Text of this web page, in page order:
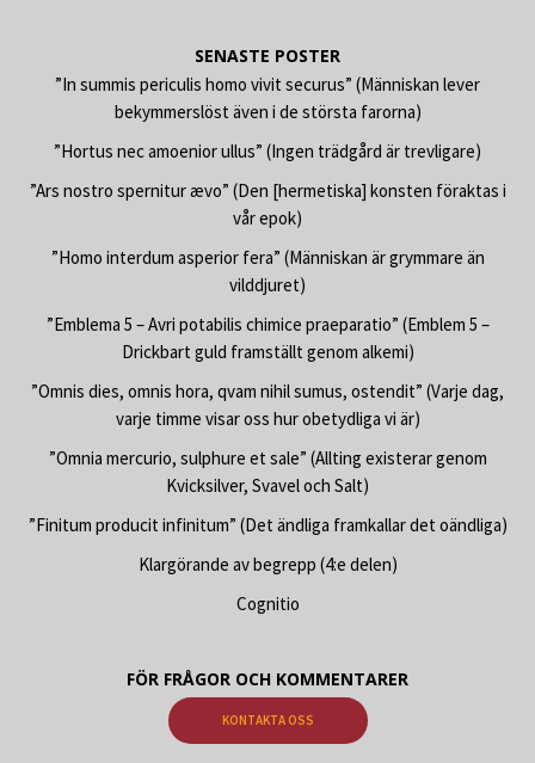
SENASTE POSTER
”In summis periculis homo vivit securus” (Människan lever
bekymmerslöst även i de största farorna)
”Hortus nec amoenior ullus” (Ingen trädgård är trevligare)
”Ars nostro spernitur ævo” (Den [hermetiska] konsten föraktas i
vår epok)
”Homo interdum asperior fera” (Människan är grymmare än
vilddjuret)
”Emblema 5 – Avri potabilis chimice praeparatio” (Emblem 5 –
Drickbart guld framställt genom alkemi)
”Omnis dies, omnis hora, qvam nihil sumus, ostendit” (Varje dag,
varje timme visar oss hur obetydliga vi är)
”Omnia mercurio, sulphure et sale” (Allting existerar genom
Kvicksilver, Svavel och Salt)
”Finitum producit infinitum” (Det ändliga framkallar det oändliga)
Klargörande av begrepp (4:e delen)
Cognitio
FÖR FRÅGOR OCH KOMMENTARER
KONTAKTA OSS